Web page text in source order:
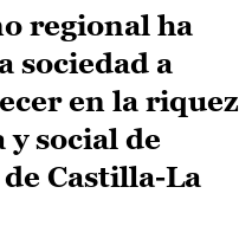
regional ha
sociedad a
en la
y social de
Castilla-La